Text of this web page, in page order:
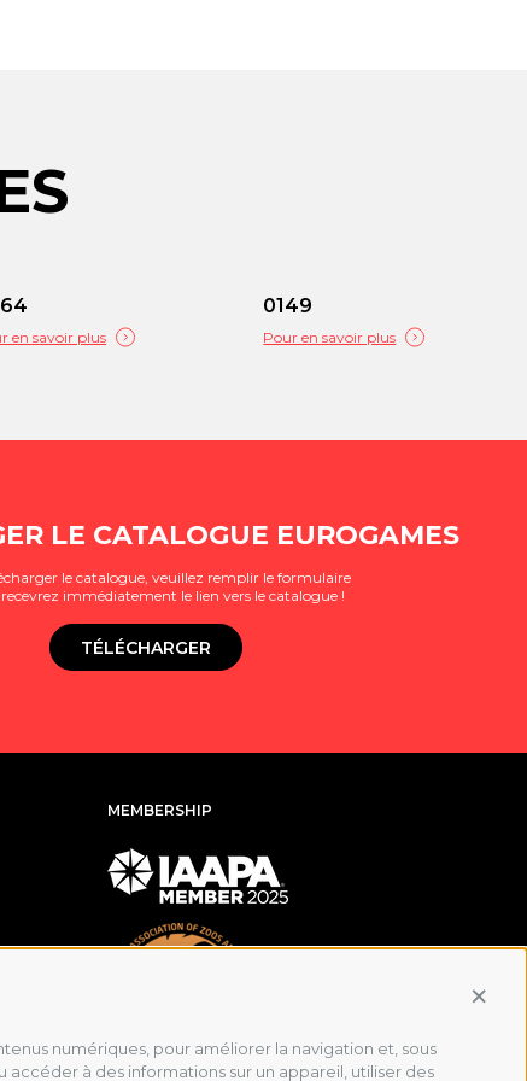
numériques, pour améliorer la navigation et, sous
à des informations sur un appareil, utiliser des
en savoir plus
0149
Pour en savoir plus
LE CATALOGUE EUROGAMES
le catalogue, veuillez remplir le formulaire
immédiatement le lien vers le catalogue !
TÉLÉCHARGER
MEMBERSHIP